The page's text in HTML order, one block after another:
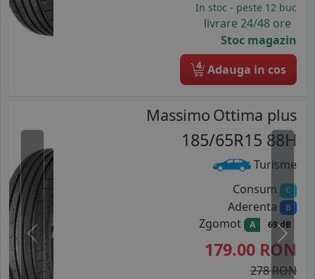
In stoc - peste 12 buc
livrare 24/48 ore
Stoc magazin
4 Adauga in cos
Massimo Ottima plus
185/65R15 88H
Turisme
Consum C
Aderenta B
Zgomot A 69 dB
179.00 RON
278 RON
Previous Next